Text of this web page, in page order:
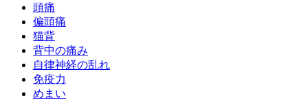
頭痛
偏頭痛
猫背
背中の痛み
自律神経の乱れ
免疫力
めまい